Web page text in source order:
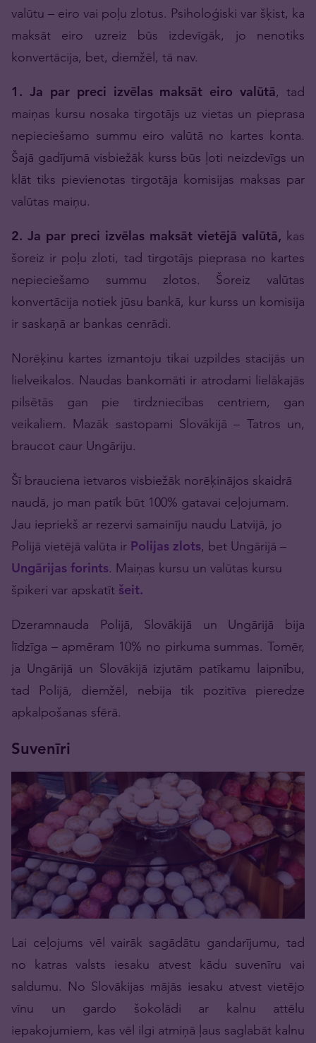
valūtu – eiro vai poļu zlotus. Psiholoģiski var šķist, ka
maksāt eiro uzreiz būs izdevīgāk, jo nenotiks
konvertācija, bet, diemžēl, tā nav.
1. Ja par preci izvēlas maksāt eiro valūtā, tad
maiņas kursu nosaka tirgotājs uz vietas un pieprasa
nepieciešamo summu eiro valūtā no kartes konta.
Šajā gadījumā visbiežāk kurss būs ļoti neizdevīgs un
klāt tiks pievienotas tirgotāja komisijas maksas par
valūtas maiņu.
2. Ja par preci izvēlas maksāt vietējā valūtā, kas
šoreiz ir poļu zloti, tad tirgotājs pieprasa no kartes
nepieciešamo summu zlotos. Šoreiz valūtas
konvertācija notiek jūsu bankā, kur kurss un komisija
ir saskaņā ar bankas cenrādi.
Norēķinu kartes izmantoju tikai uzpildes stacijās un
lielveikalos. Naudas bankomāti ir atrodami lielākajās
pilsētās gan pie tirdzniecības centriem, gan
veikaliem. Mazāk sastopami Slovākijā – Tatros un,
braucot caur Ungāriju.
Šī brauciena ietvaros visbiežāk norēķinājos skaidrā
naudā, jo man patīk būt 100% gatavai ceļojumam.
Jau iepriekš ar rezervi samainīju naudu Latvijā, jo
Polijā vietējā valūta ir Polijas zlots, bet Ungārijā –
Ungārijas forints. Maiņas kursu un valūtas kursu
špikeri var apskatīt šeit.
Dzeramnauda Polijā, Slovākijā un Ungārijā bija
līdzīga – apmēram 10% no pirkuma summas. Tomēr,
ja Ungārijā un Slovākijā izjutām patīkamu laipnību,
tad Polijā, diemžēl, nebija tik pozitīva pieredze
apkalpošanas sfērā.
Suvenīri
Lai ceļojums vēl vairāk sagādātu gandarījumu, tad
no katras valsts iesaku atvest kādu suvenīru vai
saldumu. No Slovākijas mājās iesaku atvest vietējo
vīnu un gardo šokolādi ar kalnu attēlu
iepakojumiem, kas vēl ilgi atmiņā ļaus saglabāt kalnu